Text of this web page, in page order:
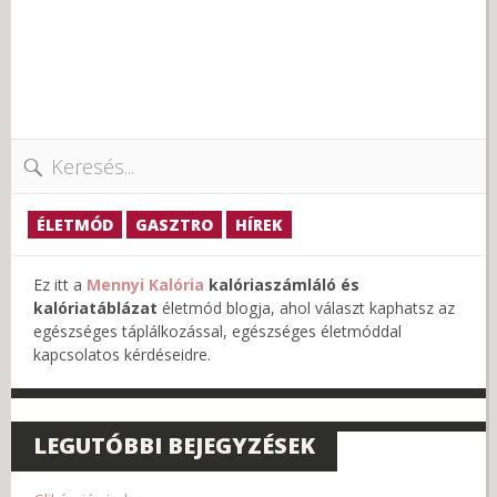
ÉLETMÓD GASZTRO HÍREK
Ez itt a Mennyi Kalória kalóriaszámláló és
kalóriatáblázat életmód blogja, ahol választ kaphatsz az
egészséges táplálkozással, egészséges életmóddal
kapcsolatos kérdéseidre.
LEGUTÓBBI BEJEGYZÉSEK